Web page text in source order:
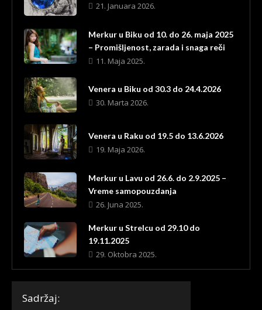
21. Januara 2026.
Merkur u Biku od 10. do 26. maja 2025
– Promišljenost, zarada i snaga reči
11. Maja 2025.
Venera u Biku od 30.3 do 24.4.2026
30. Marta 2026.
Venera u Raku od 19.5 do 13.6.2026
19. Maja 2026.
Merkur u Lavu od 26.6. do 2.9.2025 –
Vreme samopouzdanja
26. Juna 2025.
Merkur u Strelcu od 29.10 do
19.11.2025
29. Oktobra 2025.
Sadržaj: